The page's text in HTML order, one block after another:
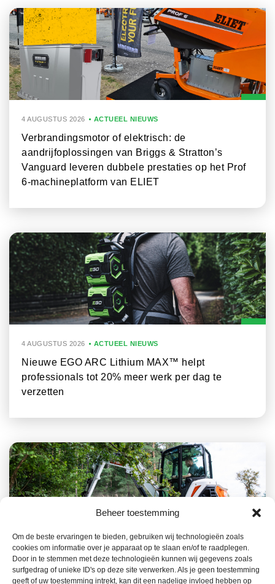
Beheer toestemming
Om de beste ervaringen te bieden, gebruiken wij technologieën zoals
cookies om informatie over je apparaat op te slaan en/of te raadplegen.
Door in te stemmen met deze technologieën kunnen wij gegevens zoals
surfgedrag of unieke ID's op deze site verwerken. Als je geen toestemming
geeft of uw toestemming intrekt, kan dit een nadelige invloed hebben op
4 AUGUSTUS 2026 ACTUEEL NIEUWS
Verbrandingsmotor of elektrisch: de
aandrijfoplossingen van Briggs & Stratton’s
Vanguard leveren dubbele prestaties op het Prof
6-machineplatform van ELIET
4 AUGUSTUS 2026 ACTUEEL NIEUWS
Nieuwe EGO ARC Lithium MAX™ helpt
professionals tot 20% meer werk per dag te
verzetten
ACTUEEL NIEUWS
Het Bobcat-gamma, een belangrijke troef in de